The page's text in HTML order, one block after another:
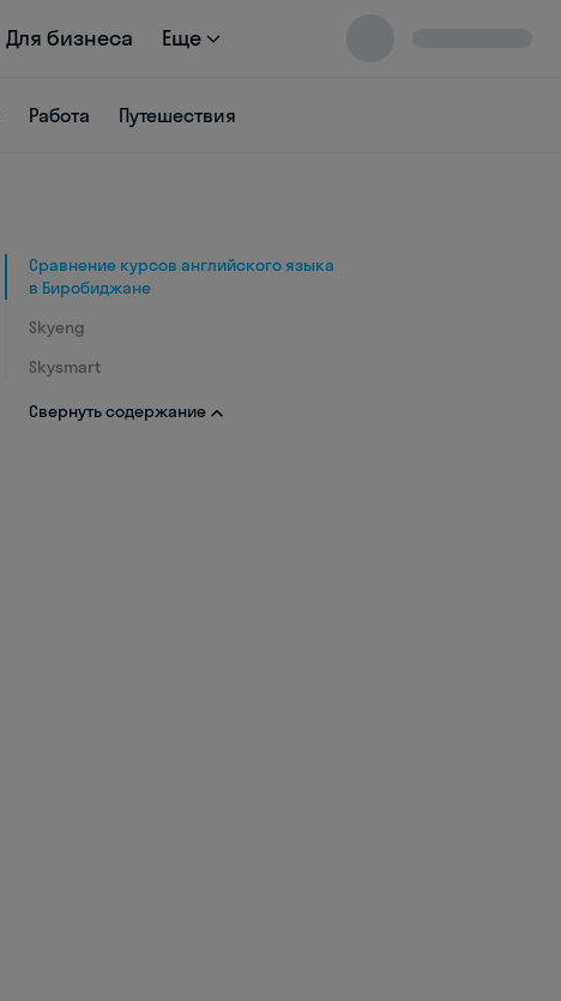
Для бизнеса Еще
Работа Путешествия
Сравнение курсов английского языка
в Биробиджане
Skyeng
Skysmart
Свернуть содержание